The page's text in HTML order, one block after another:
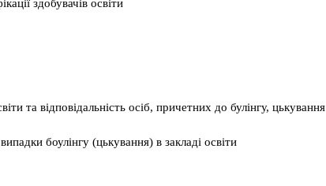
здобувачів освіти
та відповідальність осіб, причетних до булінгу, цькування
боулінгу (цькування) в закладі освіти